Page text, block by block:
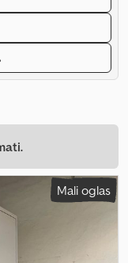
Mali oglas